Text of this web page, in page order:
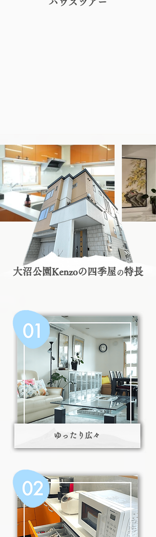
ハウスツアー
大沼公園Kenzoの四季屋 の特長
ゆったり広々